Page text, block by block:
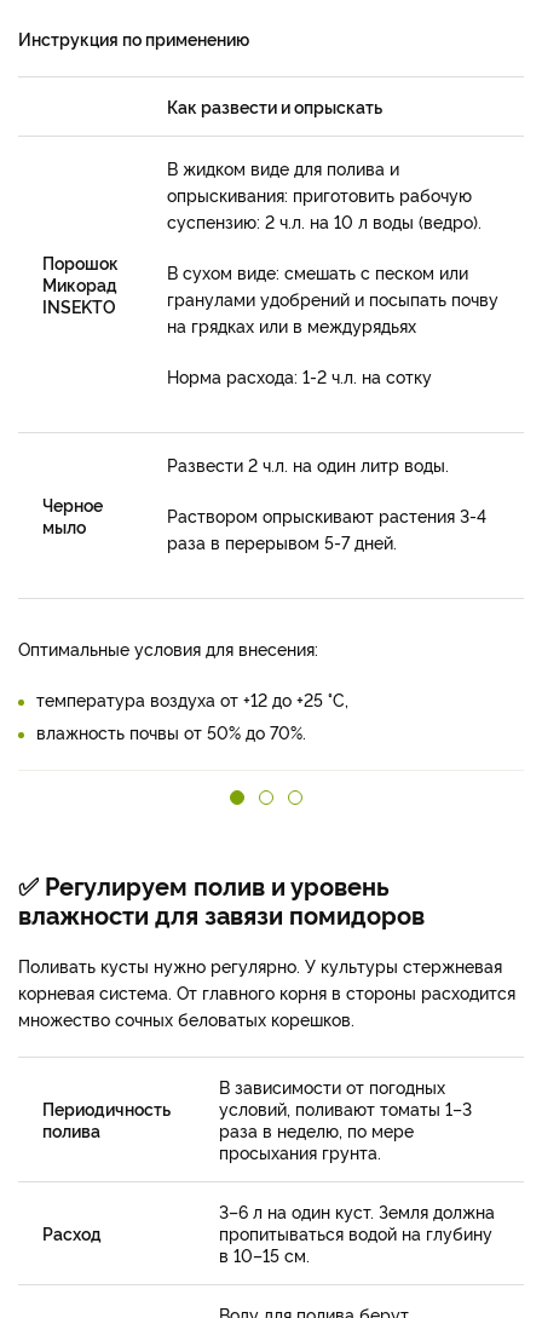
Инструкция по применению
Как развести и опрыскать
Порошок
Микорад
INSEKTO
В жидком виде для полива и
опрыскивания: приготовить рабочую
суспензию: 2 ч.л. на 10 л воды (ведро).
В сухом виде: смешать с песком или
гранулами удобрений и посыпать почву
на грядках или в междурядьях
Норма расхода: 1-2 ч.л. на сотку
Черное
мыло
Развести 2 ч.л. на один литр воды.
Раствором опрыскивают растения 3-4
раза в перерывом 5-7 дней.
Оптимальные условия для внесения:
температура воздуха от +12 до +25 °С,
влажность почвы от 50% до 70%.
Наборы Микорад – это эффективный и полностью экологически
чистый, биоразлагаемый продукт
✅ Регулируем полив и уровень
влажности для завязи помидоров
Поливать кусты нужно регулярно. У культуры стержневая
корневая система. От главного корня в стороны расходится
множество сочных беловатых корешков.
Периодичность
полива
В зависимости от погодных
условий, поливают томаты 1–3
раза в неделю, по мере
просыхания грунта.
Расход
3–6 л на один куст. Земля должна
пропитываться водой на глубину
в 10–15 см.